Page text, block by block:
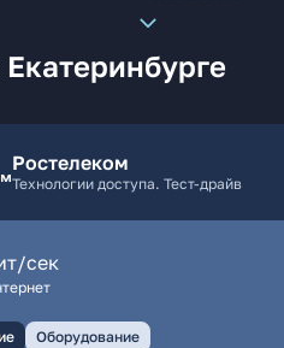
Ростелеком
Технологии доступа. Тест-драйв
сек
Оборудование